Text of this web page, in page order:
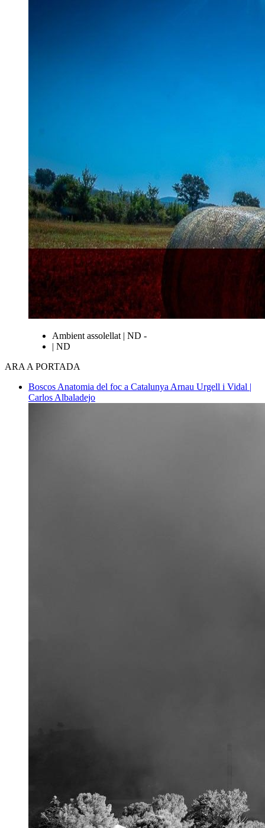
Ambient assolellat | ND -
| ND
ARA A PORTADA
Boscos Anatomia del foc a Catalunya Arnau Urgell i Vidal |
Carlos Albaladejo